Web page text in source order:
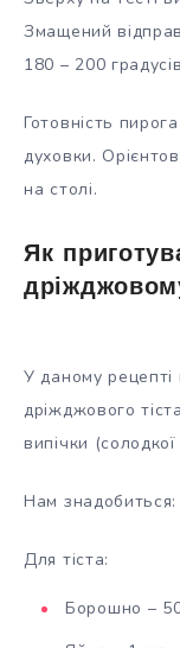
Змащений
180 – 200
Готовність
духовки.
на столі.
Як
У даному рецепті
дріжджового
випічки (солодкої
Нам знадобиться:
Для тіста:
Борошно –